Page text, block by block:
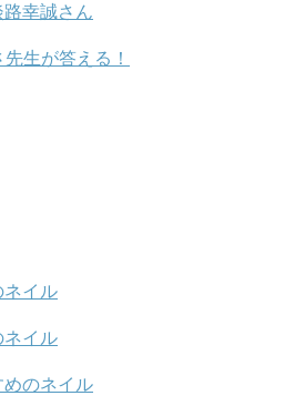
幸誠さん
生が答える！
ネイル
ネイル
のネイル